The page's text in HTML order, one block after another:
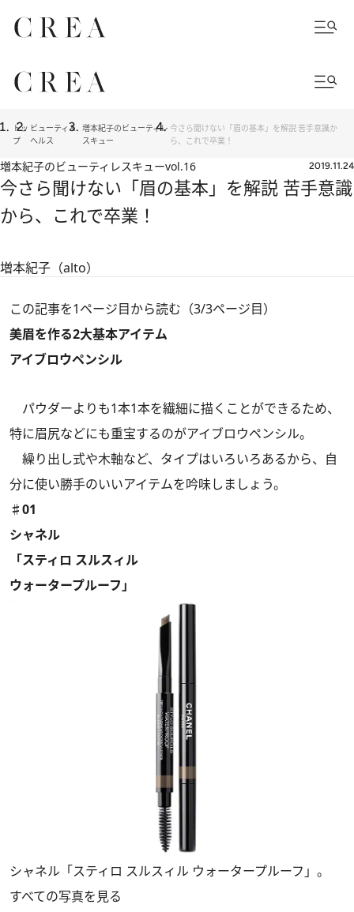
トッ
プ
ビューティ＆
ヘルス
増本紀子のビューティレ
スキュー
今さら聞けない「眉の基本」を解説 苦手意識か
ら、これで卒業！
増本紀子のビューティレスキューvol.16 2019.11.24
今さら聞けない「眉の基本」を解説 苦手意識
から、これで卒業！
増本紀子（alto）
この記事を1ページ目から読む（3/3ページ目）
美眉を作る2大基本アイテム
アイブロウペンシル
パウダーよりも1本1本を繊細に描くことができるため、
特に眉尻などにも重宝するのがアイブロウペンシル。
繰り出し式や木軸など、タイプはいろいろあるから、自
分に使い勝手のいいアイテムを吟味しましょう。
♯01
シャネル
「スティロ スルスィル
ウォータープルーフ」
シャネル「スティロ スルスィル ウォータープルーフ」。
すべての写真を見る